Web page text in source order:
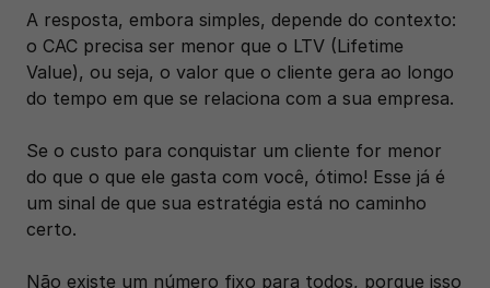
A resposta, embora simples, depende do contexto:
o CAC precisa ser menor que o LTV (Lifetime
Value), ou seja, o valor que o cliente gera ao longo
do tempo em que se relaciona com a sua empresa.
Se o custo para conquistar um cliente for menor
do que o que ele gasta com você, ótimo! Esse já é
um sinal de que sua estratégia está no caminho
certo.
Não existe um número fixo para todos, porque isso